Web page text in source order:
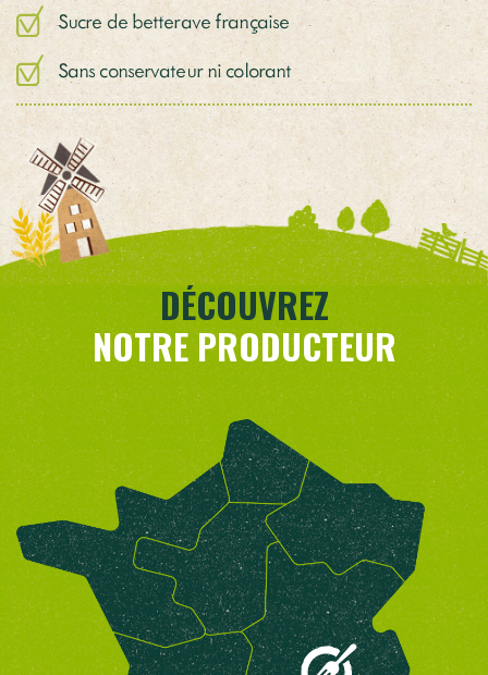
Sucre de betterave française
Sans conservateur ni colorant
DÉCOUVREZ
NOTRE PRODUCTEUR